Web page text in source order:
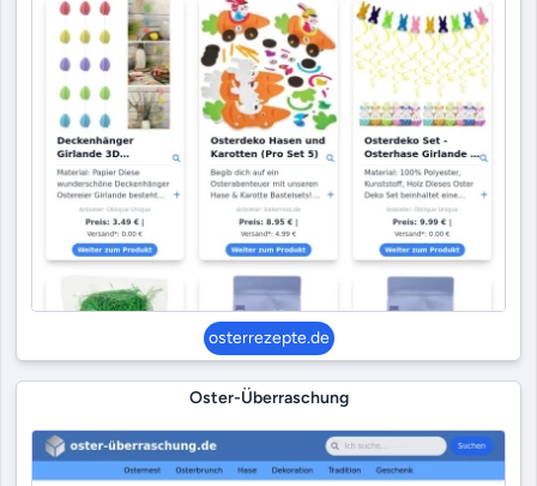
osterrezepte.de
Oster-Überraschung